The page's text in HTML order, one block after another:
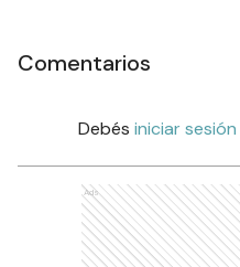
Comentarios
Debés iniciar sesión
Ads